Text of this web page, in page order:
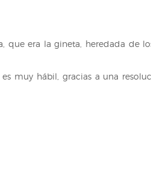
que era la gineta, heredada de
muy hábil, gracias a una